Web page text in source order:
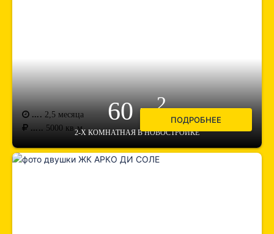
60 м2
2-Х КОМНАТНАЯ В НОВОСТРОЙКЕ
.... 2,5 месяца
..... 5000 кв.м.
ПОДРОБНЕЕ